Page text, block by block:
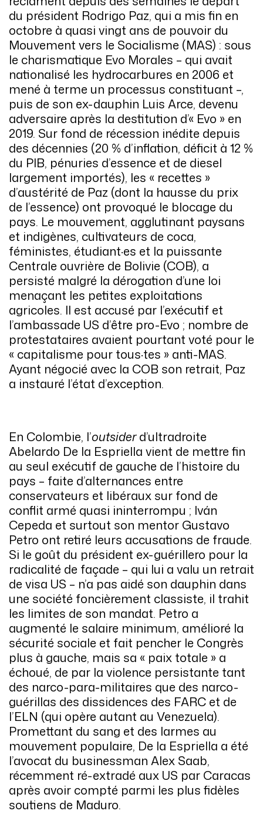
du président Rodrigo Paz, qui a mis fin en
octobre à quasi vingt ans de pouvoir du
Mouvement vers le Socialisme (MAS) : sous
le charismatique Evo Morales – qui avait
nationalisé les hydrocarbures en 2006 et
mené à terme un processus constituant –,
puis de son ex-dauphin Luis Arce, devenu
adversaire après la destitution d’« Evo » en
2019. Sur fond de récession inédite depuis
des décennies (20 % d’inflation, déficit à 12 %
du PIB, pénuries d’essence et de diesel
largement importés), les « recettes »
d’austérité de Paz (dont la hausse du prix
de l’essence) ont provoqué le blocage du
pays. Le mouvement, agglutinant paysans
et indigènes, cultivateurs de coca,
féministes, étudiant·es et la puissante
Centrale ouvrière de Bolivie (COB), a
persisté malgré la dérogation d’une loi
menaçant les petites exploitations
agricoles. Il est accusé par l’exécutif et
l’ambassade US d’être pro-Evo ; nombre de
protestataires avaient pourtant voté pour le
« capitalisme pour tous·tes » anti-MAS.
Ayant négocié avec la COB son retrait, Paz
a instauré l’état d’exception.
En Colombie, l’outsiderd’ultradroite
Abelardo De la Espriella vient de mettre fin
au seul exécutif de gauche de l’histoire du
pays – faite d’alternances entre
conservateurs et libéraux sur fond de
conflit armé quasi ininterrompu ; Iván
Cepeda et surtout son mentor Gustavo
Petro ont retiré leurs accusations de fraude.
Si le goût du président ex-guérillero pour la
radicalité de façade – qui lui a valu un retrait
de visa US – n’a pas aidé son dauphin dans
une société foncièrement classiste, il trahit
les limites de son mandat. Petro a
augmenté le salaire minimum, amélioré la
sécurité sociale et fait pencher le Congrès
plus à gauche, mais sa « paix totale » a
échoué, de par la violence persistante tant
des narco-para-militaires que des narco-
guérillas des dissidences des FARC et de
l’ELN (qui opère autant au Venezuela).
Promettant du sang et des larmes au
mouvement populaire, De la Espriella a été
l’avocat du businessman Alex Saab,
récemment ré-extradé aux US par Caracas
après avoir compté parmi les plus fidèles
soutiens de Maduro.